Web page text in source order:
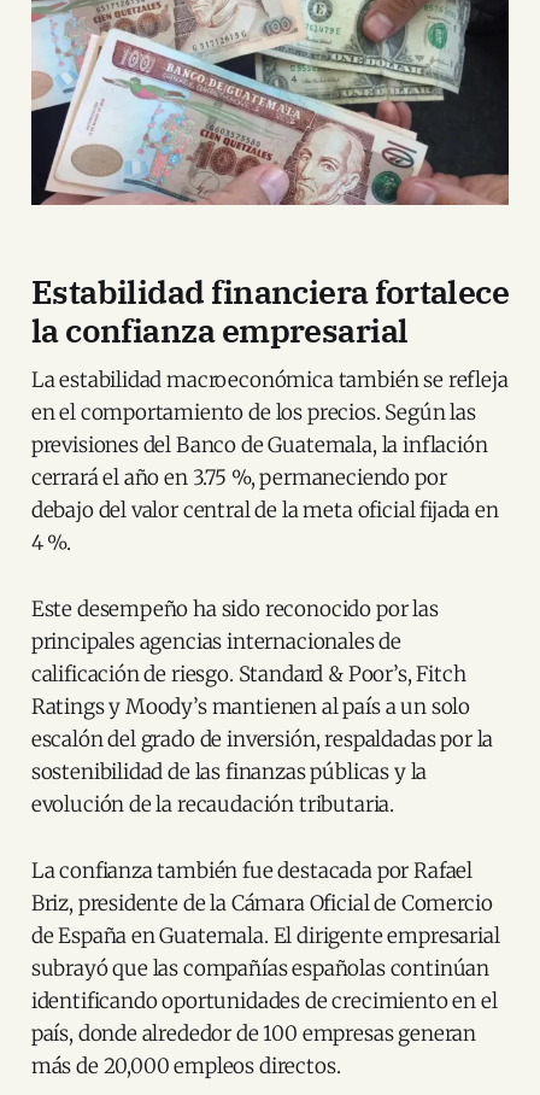
Estabilidad financiera fortalece
la confianza empresarial
La estabilidad macroeconómica también se refleja
en el comportamiento de los precios. Según las
previsiones del Banco de Guatemala, la inflación
cerrará el año en 3.75 %, permaneciendo por
debajo del valor central de la meta oficial fijada en
4 %.
Este desempeño ha sido reconocido por las
principales agencias internacionales de
calificación de riesgo. Standard & Poor’s, Fitch
Ratings y Moody’s mantienen al país a un solo
escalón del grado de inversión, respaldadas por la
sostenibilidad de las finanzas públicas y la
evolución de la recaudación tributaria.
La confianza también fue destacada por Rafael
Briz, presidente de la Cámara Oficial de Comercio
de España en Guatemala. El dirigente empresarial
subrayó que las compañías españolas continúan
identificando oportunidades de crecimiento en el
país, donde alrededor de 100 empresas generan
más de 20,000 empleos directos.